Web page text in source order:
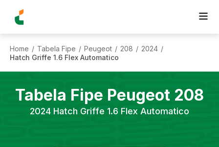
Home / Tabela Fipe / Peugeot / 208 / 2024 /
Hatch Griffe 1.6 Flex Automatico
Tabela Fipe Peugeot 208
2024 Hatch Griffe 1.6 Flex Automatico